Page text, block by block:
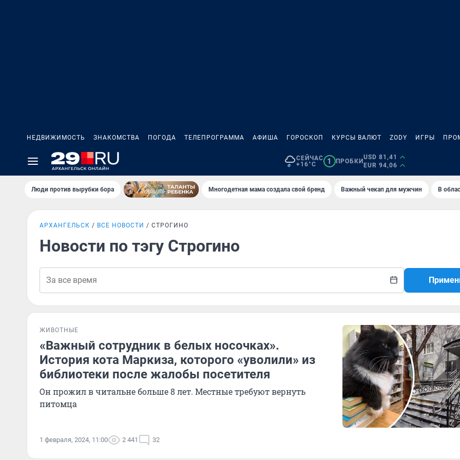
НЕДВИЖИМОСТЬ ЗНАКОМСТВА ПОГОДА ТЕЛЕПРОГРАММА АФИША ГОРОСКОП КУРСЫ ВАЛЮТ ZODY ИГРЫ
СЕЙЧАС
+16°C
1 ПРОБКИ
USD 81,41
EUR 94,06
Люди против вырубки бора Многодетная мама создала свой бренд Важный чекап для мужчин В
АРХАНГЕЛЬСК ВСЕ НОВОСТИ СТРОГИНО
Новости по тэгу Строгино
ЖИВОТНЫЕ
«Важный сотрудник в белых носочках».
История кота Маркиза, которого «уволили» из
библиотеки после жалобы посетителя
Он прожил в читальне больше 8 лет. Местные требуют вернуть
питомца
1 февраля, 2024, 11:00 2 441 32